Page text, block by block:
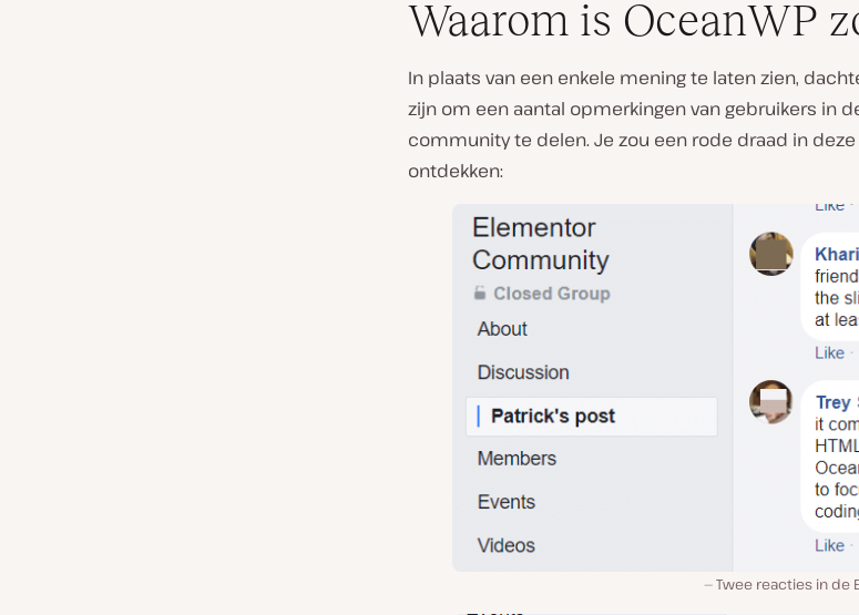
Waarom is OceanWP
In plaats van een enkele mening te laten zien,
zijn om een aantal opmerkingen van gebruikers in
community te delen. Je zou een rode draad in
ontdekken:
Twee reacties in de